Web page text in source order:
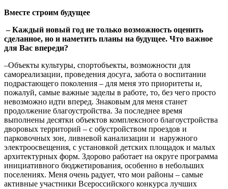
Вместе строим будущее
– Каждый новый год не только возможность оценить
сделанное, но и наметить планы на будущее. Что важное
для Вас впереди?
–Объекты культуры, спортобъекты, возможности для
самореализации, проведения досуга, забота о воспитании
подрастающего поколения – для меня это приоритеты и,
пожалуй, самые важные заделы в работе, то, без чего просто
невозможно идти вперед. Знаковым для меня станет
продолжение благоустройства. За последнее время
выполнены десятки объектов комплексного благоустройства
дворовых территорий – с обустройством проездов и
парковочных зон, ливневой канализации и наружного
электроосвещения, с установкой детских площадок и малых
архитектурных форм. Здорово работает на округе программа
инициативного бюджетирования, особенно в небольших
поселениях. Меня очень радует, что мои районы – самые
активные участники Всероссийского конкурса лучших